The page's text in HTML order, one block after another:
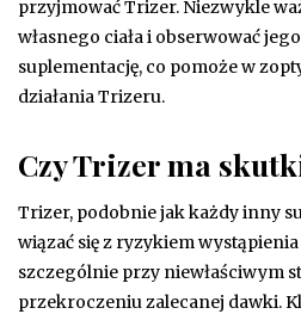
przyjmować Trizer. Niezwykle
własnego ciała i obserwować
suplementację, co pomoże w
działania Trizeru.
Czy Trizer ma
Trizer, podobnie jak każdy inny
wiązać się z ryzykiem
szczególnie przy niewłaściwym
przekroczeniu zalecanej dawki.